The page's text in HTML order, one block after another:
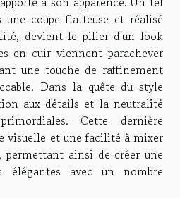
coupe flatteuse et réalisé
devient le pilier d'un look
en cuir viennent parachever
une touche de raffinement
Dans la quête du style
aux détails et la neutralité
Cette dernière
visuelle et une facilité à mixer
permettant ainsi de créer une
élégantes avec un nombre